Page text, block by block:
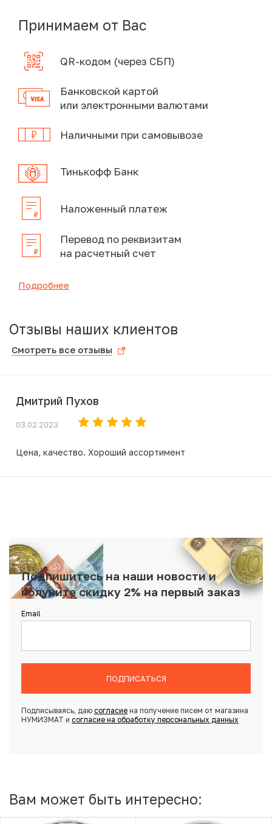
Принимаем от Вас
QR-кодом (через СБП)
Банковской картой
или электронными валютами
Наличными при самовывозе
Тинькофф Банк
Наложенный платеж
Перевод по реквизитам
на расчетный счет
Подробнее
Отзывы наших клиентов
Смотреть все отзывы
Дмитрий Пухов
03.02.2023
Цена, качество. Хороший ассортимент
Подпишитесь на наши новости и
получите скидку 2% на первый заказ
Email
ПОДПИСАТЬСЯ
Подписываясь, даю согласиена получение писем от магазина
НУМИЗМАТ и согласие на обработку персональных данных
Вам может быть интересно: